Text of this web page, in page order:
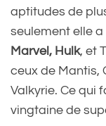
aptitudes de
seulement elle
Marvel, Hulk, et
ceux de Mantis,
Valkyrie. Ce qui
vingtaine de